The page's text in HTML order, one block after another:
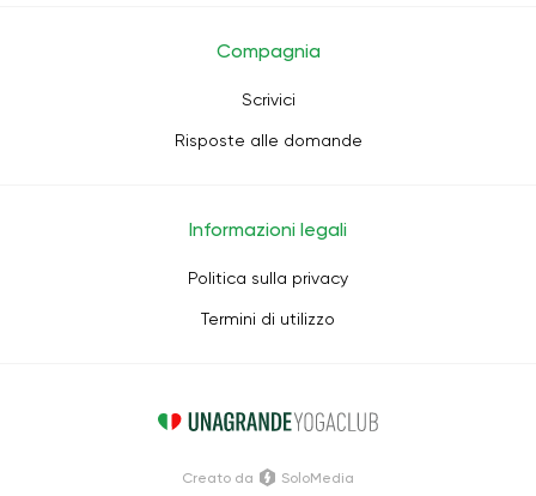
Compagnia
Scrivici
Risposte alle domande
Informazioni legali
Politica sulla privacy
Termini di utilizzo
Creato da SoloMedia